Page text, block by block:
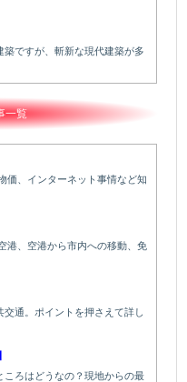
築ですが、斬新な現代建築が多
一覧
価、インターネット事情など知
港、空港から市内への移動、免
通。ポイントを押さえて詳し
ころはどうなの？現地からの最